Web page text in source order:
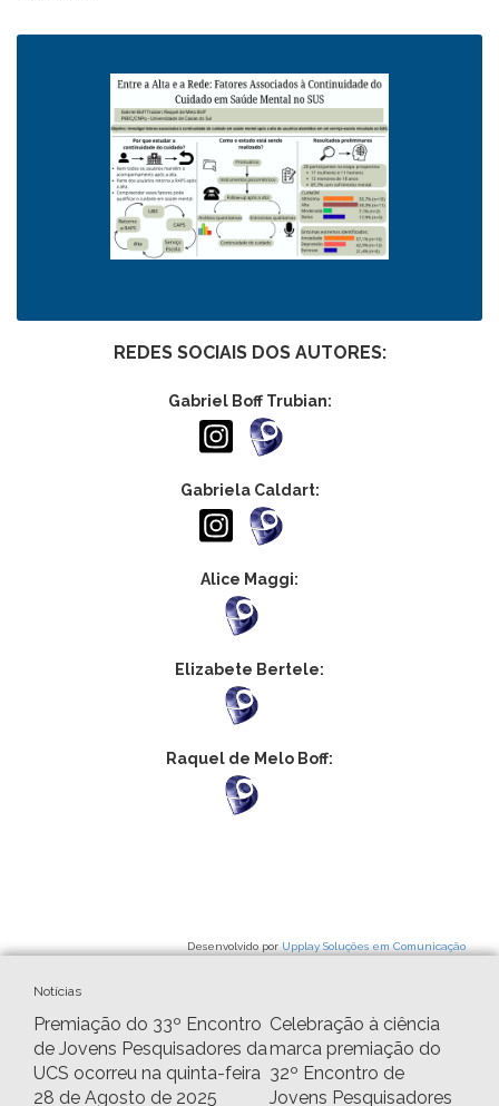
REDES SOCIAIS DOS AUTORES:
Gabriel Boff Trubian:
Gabriela Caldart:
Alice Maggi:
Elizabete Bertele:
Raquel de Melo Boff:
Desenvolvido por Upplay Soluções em Comunicação
Notícias
Premiação do 33º Encontro
de Jovens Pesquisadores da
UCS ocorreu na quinta-feira
28 de Agosto de 2025
Celebração à ciência
marca premiação do
32º Encontro de
Jovens Pesquisadores